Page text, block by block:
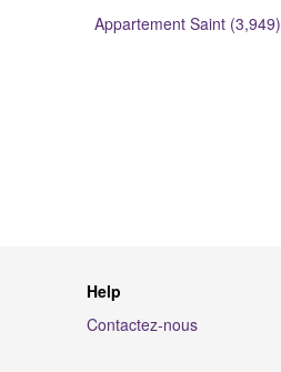
Appartement Saint (3,949)
Help
Contactez-nous